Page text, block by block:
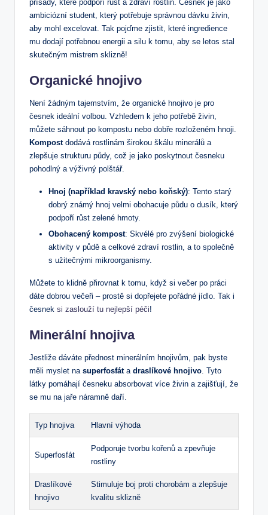
přísady, které podpoří růst a zdraví rostlin. Česnek je jako
ambiciózní student, který potřebuje správnou dávku živin,
aby mohl excelovat. Tak pojďme zjistit, které ingredience
mu dodají potřebnou energii a silu k tomu, aby se letos stal
skutečným mistrem sklizně!
Organické hnojivo
Není žádným tajemstvím, že organické hnojivo je pro
česnek ideální volbou. Vzhledem k jeho potřebě živin,
můžete sáhnout po kompostu nebo dobře rozloženém hnoji.
Kompostdodává rostlinám širokou škálu minerálů a
zlepšuje strukturu půdy, což je jako poskytnout česneku
pohodlný a výživný polštář.
Hnoj (například kravský nebo koňský): Tento starý
dobrý známý hnoj velmi obohacuje půdu o dusík, který
podpoří růst zelené hmoty.
Obohacený kompost: Skvélé pro zvýšení biologické
aktivity v půdě a celkové zdraví rostlin, a to společně
s užitečnými mikroorganismy.
Můžete to klidně přirovnat k tomu, když si večer po práci
dáte dobrou večeři – prostě si dopřejete pořádné jídlo. Tak i
česnek si zaslouží tu nejlepší péči!
Minerální hnojiva
Jestliže dáváte přednost minerálním hnojivům, pak byste
měli myslet na superfosfáta draslíkové hnojivo. Tyto
látky pomáhají česneku absorbovat více živin a zajišťují, že
se mu na jaře náramně daří.
Typ hnojiva Hlavní výhoda
Superfosfát
Podporuje tvorbu kořenů a zpevňuje
rostliny
Draslíkové
hnojivo
Stimuluje boj proti chorobám a zlepšuje
kvalitu sklizně